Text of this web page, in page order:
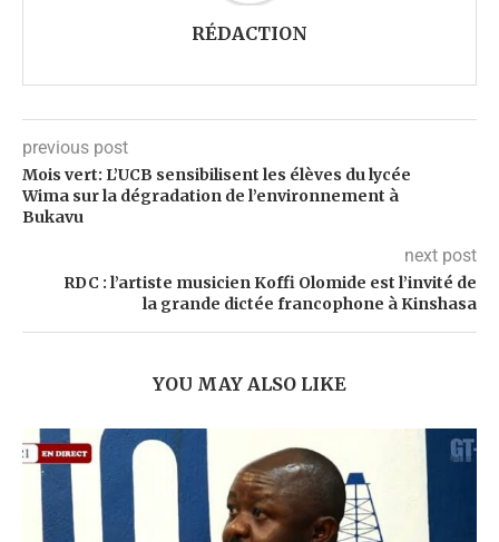
RÉDACTION
previous post
Mois vert: L’UCB sensibilisent les élèves du lycée
Wima sur la dégradation de l’environnement à
Bukavu
next post
RDC : l’artiste musicien Koffi Olomide est l’invité de
la grande dictée francophone à Kinshasa
YOU MAY ALSO LIKE